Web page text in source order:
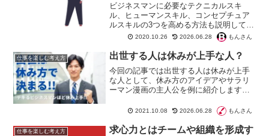
ビジネスマンに必要なテクニカルスキ
ル、ヒューマンスキル、コンセプチュア
ルスキルの3つを高める方法も説明してい
ます。合わせて最新の経団連アンケート
から求められるスキルを解説していま
す。特に30代〜若手社会人にも役立つス
キルなので、ぜひ参考にしてください。
2020.10.26 2026.06.28 もんさん
仕事を楽しむ考え方 出世する人は休みが上手な人？
今回の記事では出世する人は休みが上手
な人として、休み方のアイデアやサラリ
ーマン漫画の主人公を例に紹介します。
週末も無駄にしてしまう……。独身でも
結婚していても、できるビジネスマンは
休み方が上手いのです。
2021.10.08 2026.06.28 もんさん
仕事を楽しむ考え方
求心力とはチームや組織を形成す